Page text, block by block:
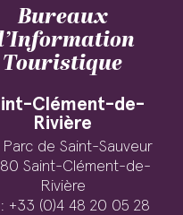
Bureaux
Touristique
Clément-de-
Rivière
de Saint-Sauveur
Saint-Clément-de-
Rivière
: +33 (0)4 48 20 05 28